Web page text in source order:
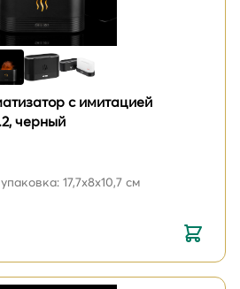
с имитацией
черный
17,7x8x10,7 см